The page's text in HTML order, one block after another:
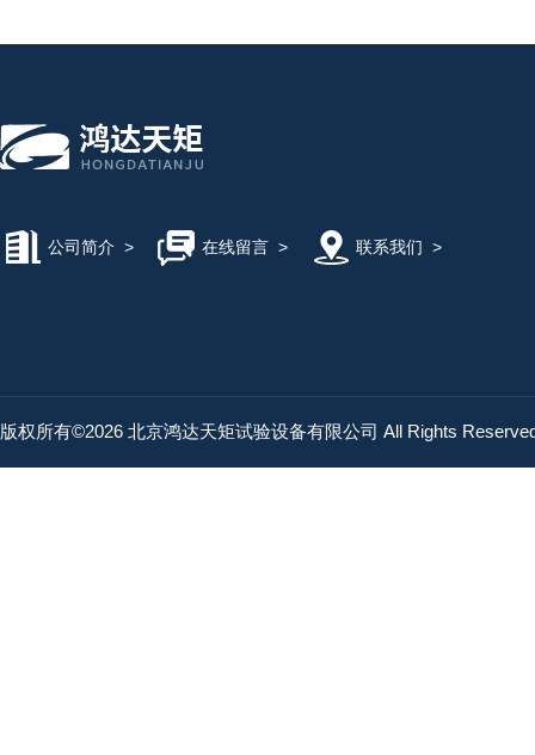
公司简介 > 在线留言> 联系我们 >
版权所有©2026 北京鸿达天矩试验设备有限公司 All Rights